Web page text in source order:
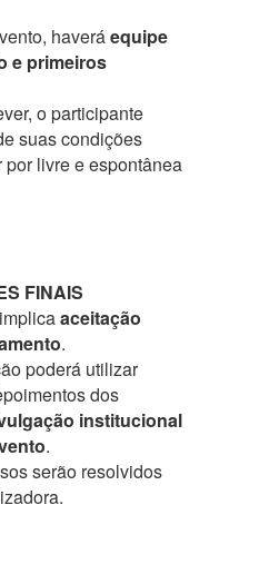
haveráequipe
e primeiros
o participante
suas condições
livre e espontânea
FINAIS
aceitação
.
poderá utilizar
dos
institucional
.
serão resolvidos